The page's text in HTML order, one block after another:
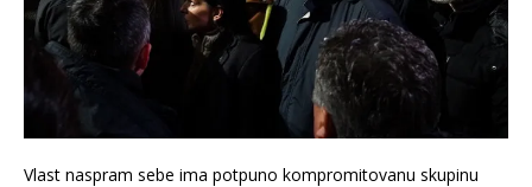
Vlast naspram sebe ima potpuno kompromitovanu skupinu